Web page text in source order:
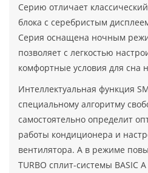
Серию отличает
блока с серебристым
Серия оснащена ночным
позволяет с легкостью
комфортные условия для сна
Интеллектуальная функция
специальному алгоритму
самостоятельно определит
работы кондиционера и
вентилятора. А в режиме
TURBO сплит-системы BASIC